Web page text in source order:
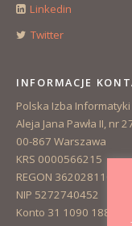
Linkedin
Twitter
INFORMACJE
Polska Izba
Aleja Jana Pawła II, nr
00-867 Warszawa
KRS 0000566215
REGON 362028110
NIP 5272740452
Konto 31 1090 1883